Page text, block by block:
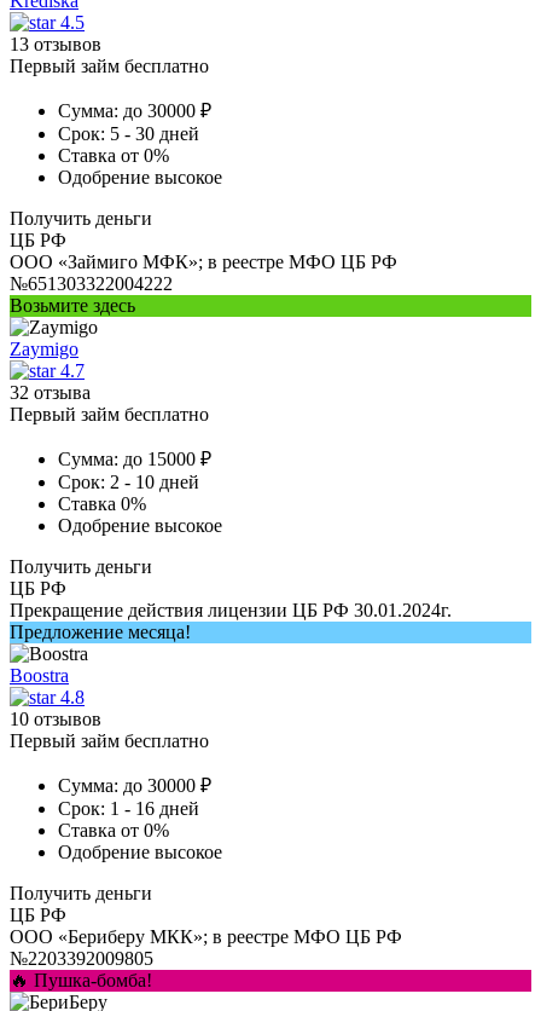
4.5
13 отзывов
Первый займ бесплатно
Сумма: до 30000 ₽
Срок: 5 - 30 дней
Ставка от 0%
Одобрение высокое
Получить деньги
ЦБ РФ
ООО «Займиго МФК»; в реестре МФО ЦБ РФ
№651303322004222
Возьмите здесь
Zaymigo
4.7
32 отзыва
Первый займ бесплатно
Сумма: до 15000 ₽
Срок: 2 - 10 дней
Ставка 0%
Одобрение высокое
Получить деньги
ЦБ РФ
Прекращение действия лицензии ЦБ РФ 30.01.2024г.
Предложение месяца!
Boostra
4.8
10 отзывов
Первый займ бесплатно
Сумма: до 30000 ₽
Срок: 1 - 16 дней
Ставка от 0%
Одобрение высокое
Получить деньги
ЦБ РФ
ООО «Бериберу МКК»; в реестре МФО ЦБ РФ
№2203392009805
🔥 Пушка-бомба!